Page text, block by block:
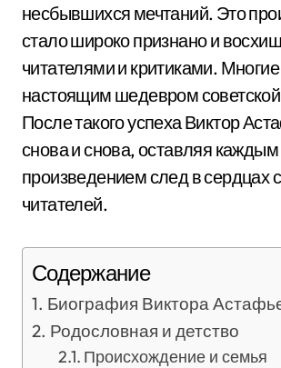
несбывшихся мечтаний. Это
стало широко признано и
читателями и критиками.
настоящим шедевром
После такого успеха Виктор
снова и снова, оставляя
произведением след в сердцах
читателей.
Содержание
Биография Виктора
Родословная и детство
Происхождение и семья